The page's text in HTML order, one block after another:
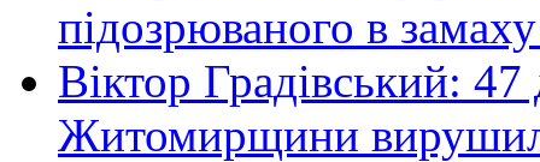
підозрюваного в
Віктор Градівський: 47
Житомирщини